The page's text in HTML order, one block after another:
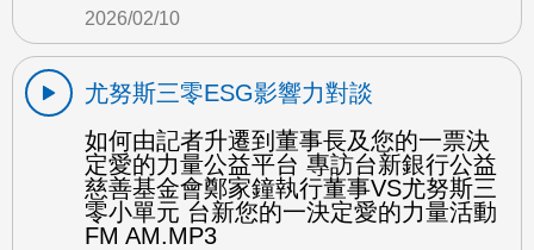
2026/02/10
尤努斯三零ESG影響力對談
如何由記者升遷到董事長及您的一票決
定愛的力量公益平台 專訪台新銀行公益
慈善基金會鄭家鐘執行董事VS尤努斯三
零小單元 台新您的一決定愛的力量活動
FM AM.MP3